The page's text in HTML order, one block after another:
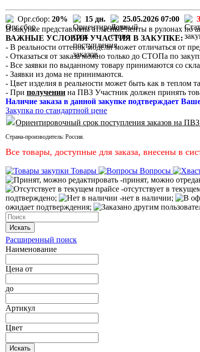
Орг.сбор: 20% 15 дн. 25.05.2026 07:00
В закупке представлены атласные ленты в рулонах по
ВАЖНЫЕ УСЛОВИЯ УЧАСТИЯ В ЗАКУПКЕ:
- В реальности оттенок модели может отличаться от
- Отказаться от заказа можно только до СТОПа по
- Все заявки по выданному товару принимаются со
- Заявки из дома не принимаются.
- Цвет изделия в реальности может быть как в теплом
- При получении на ПВЗ Участник должен принять
Наличие заказа в данной закупке подтверждает
Закупка по стандартной цене
Ориентировочный срок поступления заказов на
Страна-производитель: Россия.
Все товары, доступные для заказа, внесены в
Товары Вопросы
-принят, можно
-отсутствует в
подтверждено;
-нет в наличии;
ожидает подтверждения;
Искать
Расширенный поиск
Наименование
Цена от
до
Артикул
Цвет
Искать